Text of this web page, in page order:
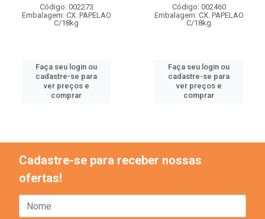
Código: 002273
Embalagem: CX. PAPELAO
C/18kg
Faça seu login ou
cadastre-se para
ver preços e
comprar
Código: 002460
Embalagem: CX. PAPELAO
C/18kg
Faça seu login ou
cadastre-se para
ver preços e
comprar
Cadastre-se para receber nossas
ofertas!